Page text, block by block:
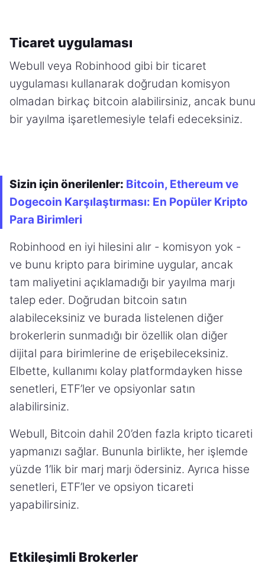
Ticaret uygulaması
Webull veya Robinhood gibi bir ticaret
uygulaması kullanarak doğrudan komisyon
olmadan birkaç bitcoin alabilirsiniz, ancak bunu
bir yayılma işaretlemesiyle telafi edeceksiniz.
Sizin için önerilenler: Bitcoin, Ethereum ve
Dogecoin Karşılaştırması: En Popüler Kripto
Para Birimleri
Robinhood en iyi hilesini alır - komisyon yok -
ve bunu kripto para birimine uygular, ancak
tam maliyetini açıklamadığı bir yayılma marjı
talep eder. Doğrudan bitcoin satın
alabileceksiniz ve burada listelenen diğer
brokerlerin sunmadığı bir özellik olan diğer
dijital para birimlerine de erişebileceksiniz.
Elbette, kullanımı kolay platformdayken hisse
senetleri, ETF’ler ve opsiyonlar satın
alabilirsiniz.
Webull, Bitcoin dahil 20’den fazla kripto ticareti
yapmanızı sağlar. Bununla birlikte, her işlemde
yüzde 1’lik bir marj marjı ödersiniz. Ayrıca hisse
senetleri, ETF’ler ve opsiyon ticareti
yapabilirsiniz.
Etkileşimli Brokerler